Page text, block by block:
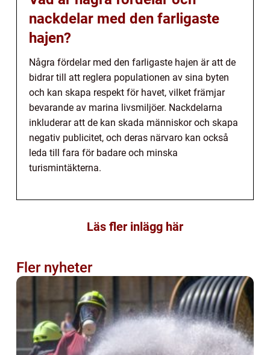
nackdelar med den farligaste
hajen?
Några fördelar med den farligaste hajen är att de
bidrar till att reglera populationen av sina byten
och kan skapa respekt för havet, vilket främjar
bevarande av marina livsmiljöer. Nackdelarna
inkluderar att de kan skada människor och skapa
negativ publicitet, och deras närvaro kan också
leda till fara för badare och minska
turismintäkterna.
Läs fler inlägg här
Fler nyheter